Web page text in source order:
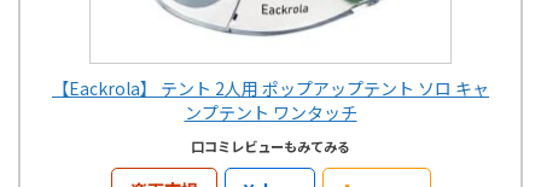
【Eackrola】 テント 2人用 ポップアップテント ソロ キャ
ンプテント ワンタッチ
口コミレビューもみてみる